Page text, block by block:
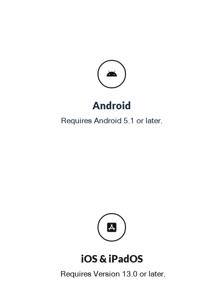
Android
Requires Android 5.1 or later.
iOS & iPadOS
Requires Version 13.0 or later.